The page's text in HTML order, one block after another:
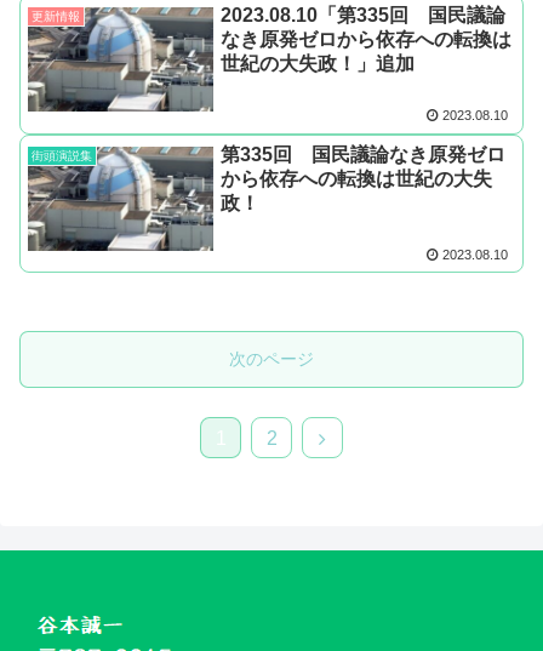
更新情報
2023.08.10「第335回 国民議論
なき原発ゼロから依存への転換は
世紀の大失政！」追加
2023.08.10
街頭演説集
第335回 国民議論なき原発ゼロ
から依存への転換は世紀の大失
政！
2023.08.10
次のページ
2
次